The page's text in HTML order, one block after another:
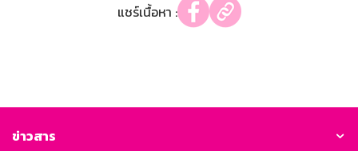
แชร์เนื้อหา :
ข่าวสาร